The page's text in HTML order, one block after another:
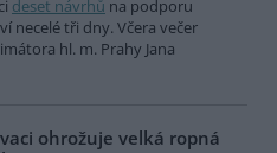
deset návrhů na podporu
necelé tři dny. Včera večer
hl. m. Prahy Jana
ohrožuje velká ropná